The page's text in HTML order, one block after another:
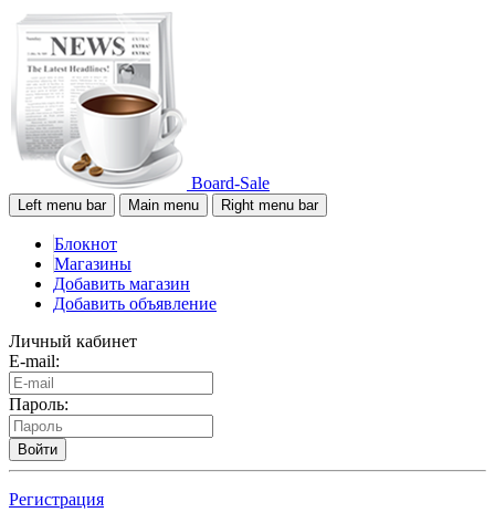
Board-Sale
Left menu bar Main menu Right menu bar
Блокнот
Магазины
Добавить магазин
Добавить объявление
Личный кабинет
E-mail:
Пароль:
Войти
Регистрация